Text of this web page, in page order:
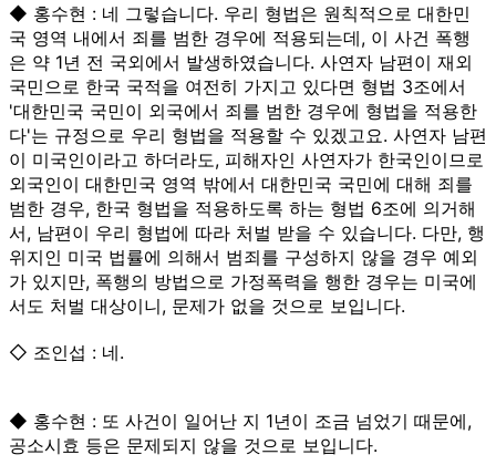
◆ 홍수현 : 네 그렇습니다. 우리 형법은 원칙적으로 대한민
국 영역 내에서 죄를 범한 경우에 적용되는데, 이 사건 폭행
은 약 1년 전 국외에서 발생하였습니다. 사연자 남편이 재외
국민으로 한국 국적을 여전히 가지고 있다면 형법 3조에서
'대한민국 국민이 외국에서 죄를 범한 경우에 형법을 적용한
다'는 규정으로 우리 형법을 적용할 수 있겠고요. 사연자 남편
이 미국인이라고 하더라도, 피해자인 사연자가 한국인이므로
외국인이 대한민국 영역 밖에서 대한민국 국민에 대해 죄를
범한 경우, 한국 형법을 적용하도록 하는 형법 6조에 의거해
서, 남편이 우리 형법에 따라 처벌 받을 수 있습니다. 다만, 행
위지인 미국 법률에 의해서 범죄를 구성하지 않을 경우 예외
가 있지만, 폭행의 방법으로 가정폭력을 행한 경우는 미국에
서도 처벌 대상이니, 문제가 없을 것으로 보입니다.
◇ 조인섭 : 네.
◆ 홍수현 : 또 사건이 일어난 지 1년이 조금 넘었기 때문에,
공소시효 등은 문제되지 않을 것으로 보입니다.